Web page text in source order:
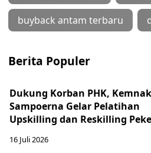
buyback antam terbaru
Berita Populer
Dukung Korban PHK,
Sampoerna Gelar Pelatihan
Upskilling dan Reskilling
16 Juli 2026